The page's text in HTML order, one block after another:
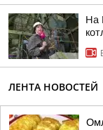
На
ЛЕНТА НОВОСТЕЙ